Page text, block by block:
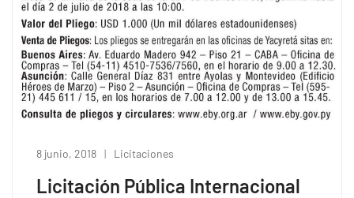
8 junio, 2018 Licitaciones
Licitación Pública Internacional